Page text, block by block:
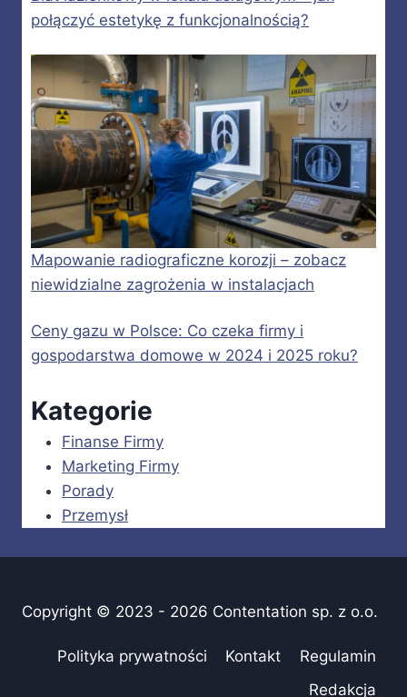
połączyć estetykę z funkcjonalnością?
Mapowanie radiograficzne korozji – zobacz
niewidzialne zagrożenia w instalacjach
Ceny gazu w Polsce: Co czeka firmy i
gospodarstwa domowe w 2024 i 2025 roku?
Kategorie
Finanse Firmy
Marketing Firmy
Porady
Przemysł
Copyright © 2023 - 2026 Contentation sp. z o.o.
Polityka prywatności Kontakt
Regulamin
Redakcja